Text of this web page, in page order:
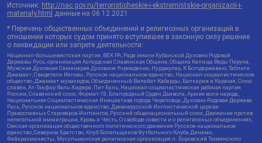
Источник: http://nac.gov.ru/terroristicheskie-i-ekstremistskie-organizacii-i-
materialy.html
данные на 06.12.2021
* Перечень общественных объединений и религиозных организаций в
отношении которых судом принято вступившее в законную силу решение
о ликвидации или запрете деятельности:
Национал-большевистская партия, ВЕК РА, Рада земли Кубанской Духовно Родовой
Державы Русь, организация Асгардская Славянская Община, Община Капища Веды Перуна,
Мужская Духовная Семинария Духовное Учреждение, Нурджулар, К Богодержавию, Таблиги
Джамаат, Свидетели Иеговы, Русское национальное единство, Национал-социалистическое
общество, Джамаат мувахидов, Объединенный Вилайат Кабарды, Балкарии и Карачая, Союз
славян, Ат-Такфир Валь-Хиджра, Пит Буль, Национал-социалистическая рабочая партия
России, Славянский союз, Формат-18, Благородный Орден Дьявола, Армия воли народа,
Национальная Социалистическая Инициатива города Череповца, Духовно-Родовая Держава
Русь, Русское национальное единство, Древнерусской Инглистической церкви
Православных Староверов-Инглингов, Русский общенациональный союз, Движение против
нелегальной иммиграции, Кровь и Честь, О свободе совести и о религиозных объединениях,
Омская организация общественного политического движения Русское национальное
единство, Северное Братство, Клуб Болельщиков Футбольного Клуба Динамо,
Файзрахманисты, Мусульманская религиозная организация п. Боровский Тюменского